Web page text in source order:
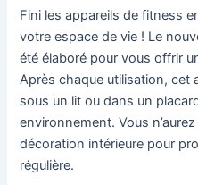
Fini les appareils de fitness
votre espace de vie ! Le
été élaboré pour vous offrir
Après chaque utilisation, cet
sous un lit ou dans un
environnement. Vous
décoration intérieure pour
régulière.